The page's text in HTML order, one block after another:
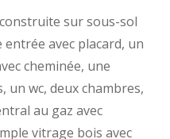
sur sous-sol
avec placard, un
cheminée, une
un wc, deux chambres,
au gaz avec
vitrage bois avec